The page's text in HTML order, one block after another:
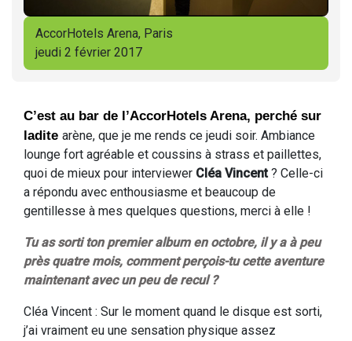
AccorHotels Arena, Paris
jeudi 2 février 2017
C’est au bar de l’AccorHotels Arena, perché sur
ladite arène, que je me rends ce jeudi soir. Ambiance
lounge fort agréable et coussins à strass et paillettes,
quoi de mieux pour interviewer Cléa Vincent? Celle-ci
a répondu avec enthousiasme et beaucoup de
gentillesse à mes quelques questions, merci à elle !
Tu as sorti ton premier album en octobre, il y a à peu
près quatre mois, comment perçois-tu cette aventure
maintenant avec un peu de recul ?
Cléa Vincent : Sur le moment quand le disque est sorti,
j’ai vraiment eu une sensation physique assez